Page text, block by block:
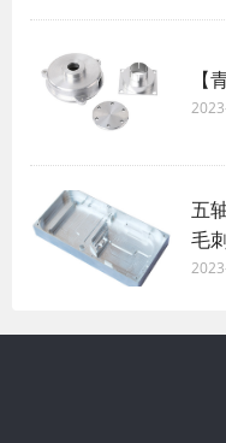
【
五
毛